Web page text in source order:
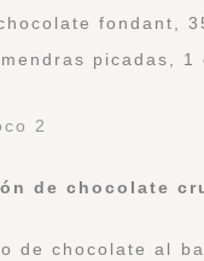
fondant,
picadas, 1
de chocolate
dechocolate al